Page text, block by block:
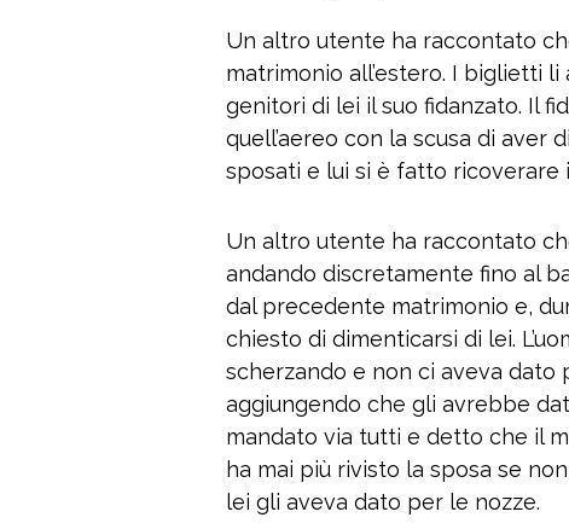
Un altro utente ha raccontato
matrimonio all’estero. I biglietti
genitori di lei il suo fidanzato. Il
quell’aereo con la scusa di aver
sposati e lui si è fatto ricoverare
Un altro utente ha raccontato
andando discretamente fino al
dal precedente matrimonio e,
chiesto di dimenticarsi di lei.
scherzando e non ci aveva dato
aggiungendo che gli avrebbe
mandato via tutti e detto che il
ha mai più rivisto la sposa se
lei gli aveva dato per le nozze.